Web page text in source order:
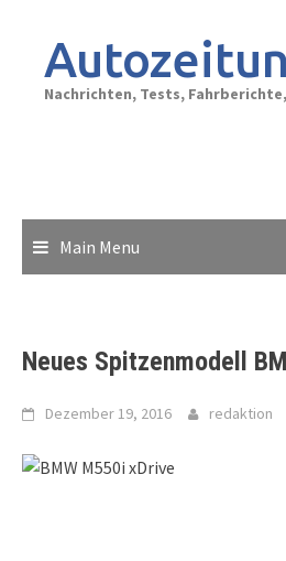
content
Nachrichten, Tests,
Main Menu
Neues Spitzenmodell
Dezember 19, 2016 redaktion